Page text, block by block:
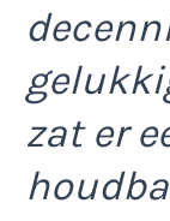
zat er